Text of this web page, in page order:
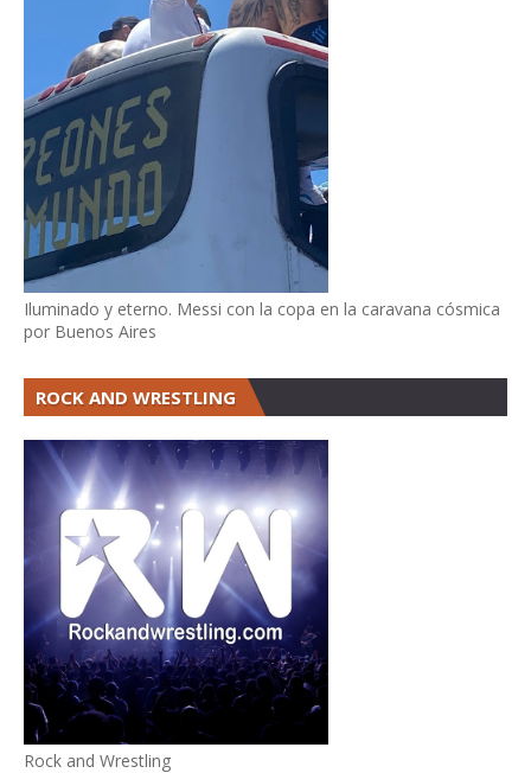
Iluminado y eterno. Messi con la copa en la caravana cósmica
por Buenos Aires
ROCK AND WRESTLING
Rock and Wrestling